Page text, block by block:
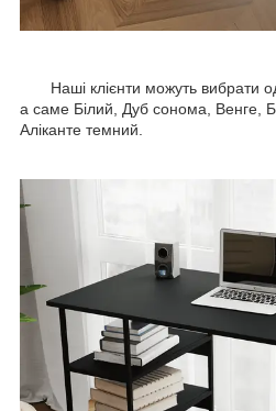
Наші клієнти можуть вибрати
а саме Білий, Дуб сонома, Венге,
Аліканте темний.